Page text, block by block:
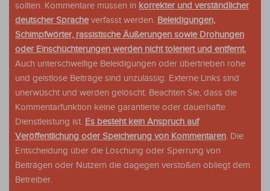
sollten. Kommentare müssen in korrekter und verständlicher
deutscher Spracheverfasst werden. Beleidigungen,
Schimpfwörter, rassistische Äußerungen sowie Drohungen
oder Einschüchterungen werden nicht toleriert und entfernt.
Auch unterschwellige Beleidigungen oder übertrieben rohe
und geistlose Beiträge sind unzulässig. Externe Links sind
unerwüscht und werden gelöscht. Beachten Sie, dass die
Kommentarfunktion keine garantierte oder dauerhafte
Dienstleistung ist. Es besteht kein Anspruch auf
Veröffentlichung oder Speicherung von Kommentaren. Die
Entscheidung über die Löschung oder Sperrung von
Beiträgen oder Nutzern die dagegen verstoßen obliegt dem
Betreiber.